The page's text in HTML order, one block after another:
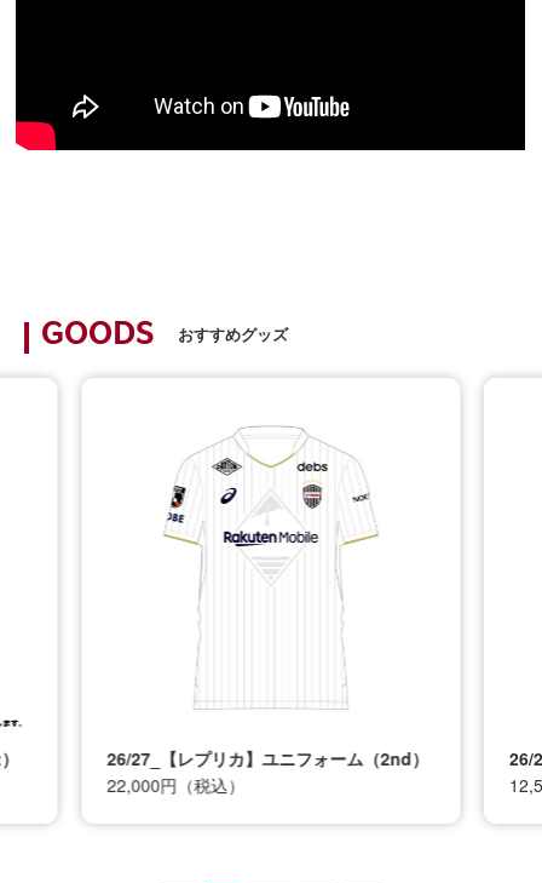
GOODS おすすめグッズ
26/27_【レプリカ】ユニフォーム（2nd）
22,000円（税込）
26/